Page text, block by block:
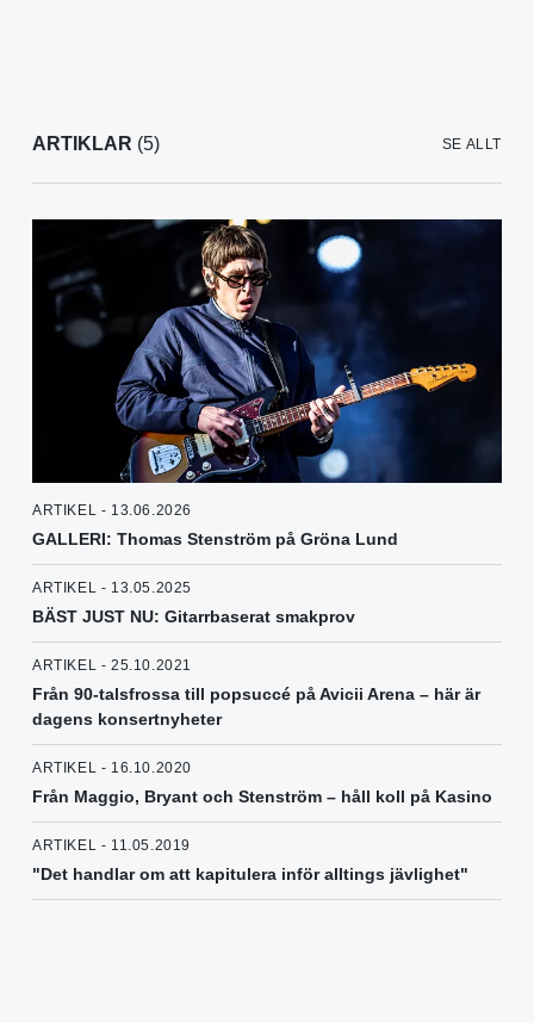
ARTIKLAR (5) SE ALLT
ARTIKEL - 13.06.2026
GALLERI: Thomas Stenström på Gröna Lund
ARTIKEL - 13.05.2025
BÄST JUST NU: Gitarrbaserat smakprov
ARTIKEL - 25.10.2021
Från 90-talsfrossa till popsuccé på Avicii Arena – här är
dagens konsertnyheter
ARTIKEL - 16.10.2020
Från Maggio, Bryant och Stenström – håll koll på Kasino
ARTIKEL - 11.05.2019
"Det handlar om att kapitulera inför alltings jävlighet"